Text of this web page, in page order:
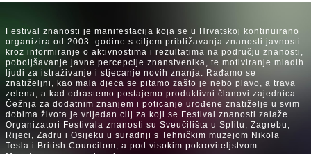
Festival znanosti je manifestacija koja se u Hrvatskoj kontinuirano
organizira od 2003. godine s ciljem približavanja znanosti javnosti
kroz informiranje o aktivnostima i rezultatima na području znanosti,
poboljšavanje javne percepcije znanstvenika, te motiviranje mladih
ljudi za istraživanje i stjecanje novih znanja. Rađamo se
znatiželjni, kao mala djeca se pitamo zašto je nebo plavo, a trava
zelena, a kad odrastemo postajemo produktivni članovi zajednica.
Čežnja za dodatnim znanjem i poticanje urođene znatiželje u svim
dobima života je vrijedan cilj za koji se Festival znanosti zalaže.
Organizatori Festivala znanosti su Sveučilišta u Splitu, Zagrebu,
Rijeci, Zadru i Osijeku u suradnji s Tehničkim muzejom Nikola
Tesla i British Councilom, a pod visokim pokroviteljstvom